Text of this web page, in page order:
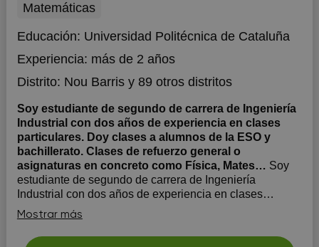
Matemáticas
Educación: Universidad Politécnica de Cataluña
Experiencia: más de 2 años
Distrito: Nou Barrisy 89 otros distritos
Soy estudiante de segundo de carrera de Ingeniería
Industrial con dos años de experiencia en clases
particulares. Doy clases a alumnos de la ESO y
bachillerato. Clases de refuerzo general o
asignaturas en concreto como Física, Mates… Soy
estudiante de segundo de carrera de Ingeniería
Industrial con dos años de experiencia en clases
particulares. Doy clases a alumnos de la ESO y
bachillerato. Clases de refuerzo general o asignaturas
en concreto como Física, Mates…
Mostrar más